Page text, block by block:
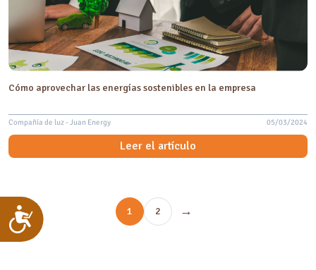
Accesibilidad
Cómo aprovechar las energías sostenibles en la empresa
Compañía de luz - Juan Energy 05/03/2024
Leer el artículo
1 2 →